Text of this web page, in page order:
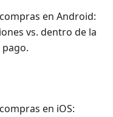
en Android:
vs. dentro de la
en iOS: